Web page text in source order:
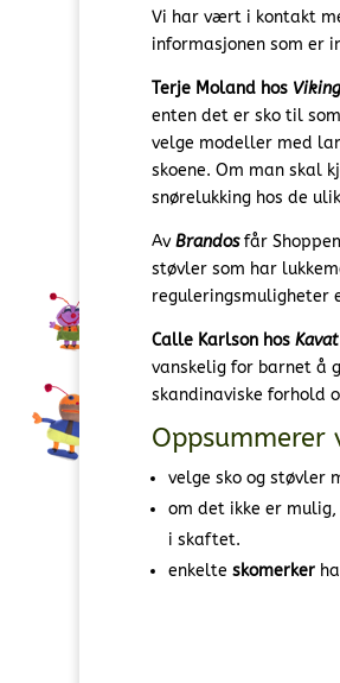
Vi har vært i kontakt
informasjonen som er
Terje Moland hos Viking
enten det er sko til
velge modeller med
skoene. Om man skal
snørelukking hos de
Av Brandos får
støvler som har
reguleringsmuligheter
Calle Karlson hos Kavat
vanskelig for barnet å
skandinaviske forhold
velge sko og støvler
om det ikke er
i skaftet.
enkelte skomerker